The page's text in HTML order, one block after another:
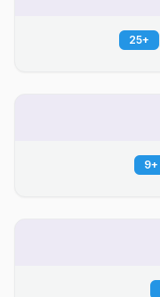
+
25
+
9